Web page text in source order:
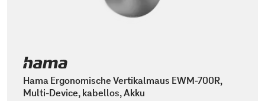
Hama Ergonomische Vertikalmaus EWM-700R,
Multi-Device, kabellos, Akku